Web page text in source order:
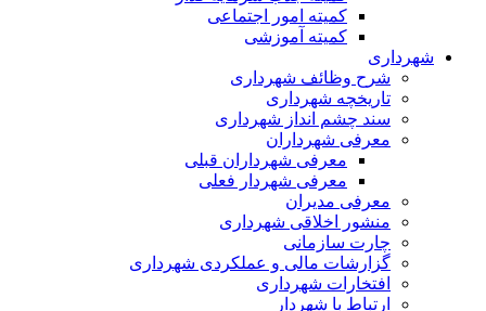
کمیته امور اجتماعی
کمیته آموزشی
شهرداری
شرح وظائف شهرداری
تاریخچه شهرداری
سند چشم انداز شهرداری
معرفی شهرداران
معرفی شهرداران قبلی
معرفی شهردار فعلی
معرفی مدیران
منشور اخلاقی شهرداری
چارت سازمانی
گزارشات مالی و عملکردی شهرداری
افتخارات شهرداری
ارتباط با شهردار